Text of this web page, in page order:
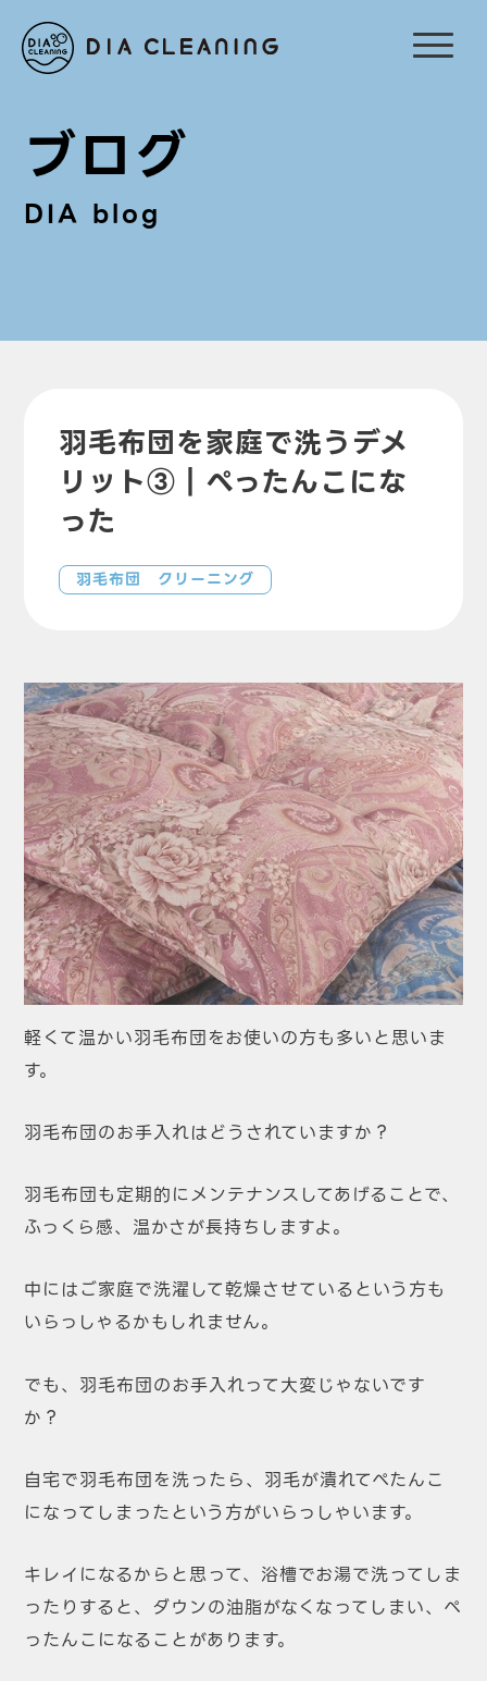
ブログ
DIA blog
羽毛布団を家庭で洗うデメ
リット③｜ぺったんこにな
った
羽毛布団 クリーニング
軽くて温かい羽毛布団をお使いの方も多いと思いま
す。
羽毛布団のお手入れはどうされていますか？
羽毛布団も定期的にメンテナンスしてあげることで、
ふっくら感、温かさが長持ちしますよ。
中にはご家庭で洗濯して乾燥させているという方も
いらっしゃるかもしれません。
でも、羽毛布団のお手入れって大変じゃないです
か？
自宅で羽毛布団を洗ったら、羽毛が潰れてぺたんこ
になってしまったという方がいらっしゃいます。
キレイになるからと思って、浴槽でお湯で洗ってしま
ったりすると、ダウンの油脂がなくなってしまい、ぺ
ったんこになることがあります。